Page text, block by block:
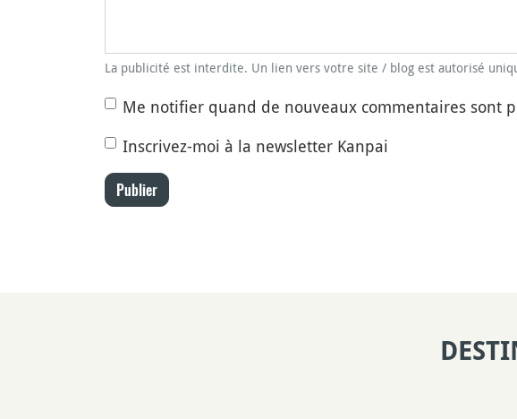
La publicité est interdite. Un lien vers votre site / blog est autorisé
Me notifier quand de nouveaux commentaires sont
Inscrivez-moi à la newsletter Kanpai
Publier